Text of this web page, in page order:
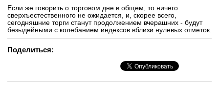
Если же говорить о торговом дне в общем, то ничего
сверхъестественного не ожидается, и, скорее всего,
сегодняшние торги станут продолжением вчерашних - будут
безыдейными с колебанием индексов вблизи нулевых отметок.
Поделиться: